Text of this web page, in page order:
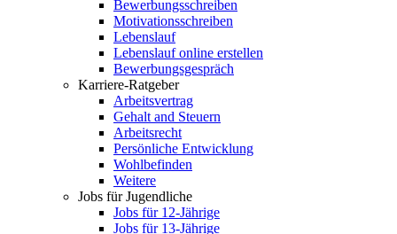
Bewerbungsschreiben
Motivationsschreiben
Lebenslauf
Lebenslauf online erstellen
Bewerbungsgespräch
Karriere-Ratgeber
Arbeitsvertrag
Gehalt and Steuern
Arbeitsrecht
Persönliche Entwicklung
Wohlbefinden
Weitere
Jobs für Jugendliche
Jobs für 12-Jährige
Jobs für 13-Jährige